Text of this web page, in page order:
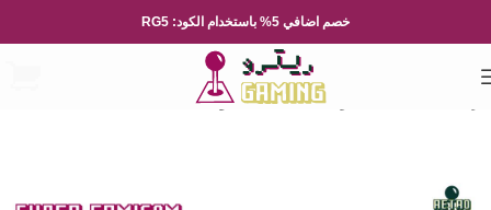
خصم اضافي 5% باستخدام الكود: RG5
Nintendo نينتيندو العائلة